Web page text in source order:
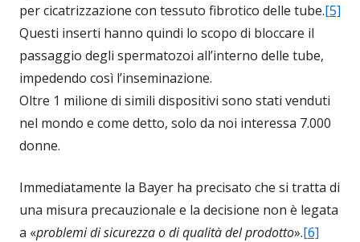
per cicatrizzazione con tessuto fibrotico delle tube.[5]
Questi inserti hanno quindi lo scopo di bloccare il
passaggio degli spermatozoi all’interno delle tube,
impedendo così l’inseminazione.
Oltre 1 milione di simili dispositivi sono stati venduti
nel mondo e come detto, solo da noi interessa 7.000
donne.
Immediatamente la Bayer ha precisato che si tratta di
una misura precauzionale e la decisione non è legata
a «problemi di sicurezza o di qualità del prodotto».[6]